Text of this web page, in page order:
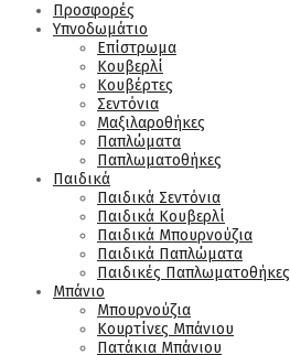
Προσφορές
Υπνοδωμάτιο
Επίστρωμα
Κουβερλί
Κουβέρτες
Σεντόνια
Μαξιλαροθήκες
Παπλώματα
Παπλωματοθήκες
Παιδικά
Παιδικά Σεντόνια
Παιδικά Κουβερλί
Παιδικά Μπουρνούζια
Παιδικά Παπλώματα
Παιδικές Παπλωματοθήκες
Μπάνιο
Μπουρνούζια
Κουρτίνες Μπάνιου
Πατάκια Μπάνιου